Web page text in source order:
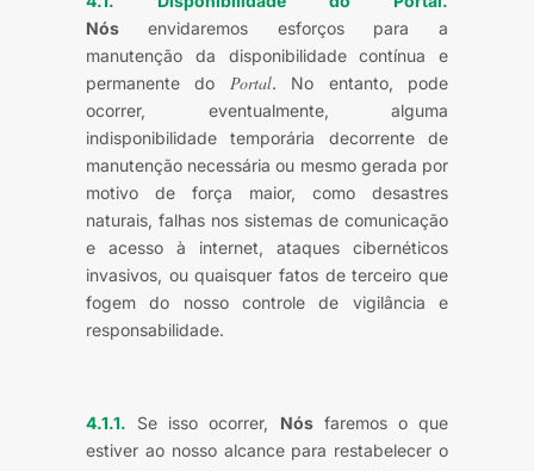
Nós envidaremos esforços para a
manutenção da disponibilidade contínua e
permanente do Portal. No entanto, pode
ocorrer, eventualmente, alguma
indisponibilidade temporária decorrente de
manutenção necessária ou mesmo gerada por
motivo de força maior, como desastres
naturais, falhas nos sistemas de comunicação
e acesso à internet, ataques cibernéticos
invasivos, ou quaisquer fatos de terceiro que
fogem do nosso controle de vigilância e
responsabilidade.
4.1.1. Se isso ocorrer, Nósfaremos o que
estiver ao nosso alcance para restabelecer o